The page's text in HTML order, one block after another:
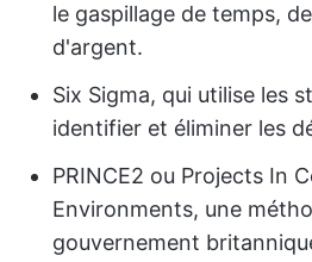
le gaspillage de temps,
d'argent.
Six Sigma, qui utilise les
identifier et éliminer les
PRINCE2 ou Projects In
Environments, une
gouvernement